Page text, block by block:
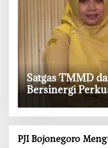
‎Satgas TMMD
Bersinergi
PJI Bojonegoro